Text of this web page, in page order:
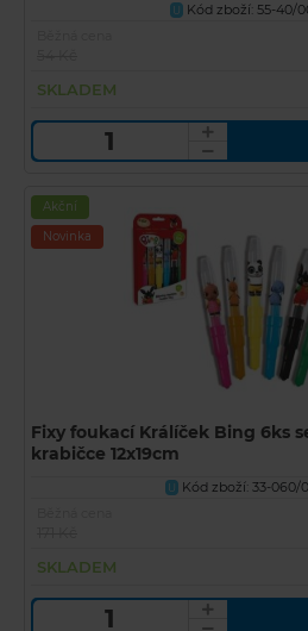
U
Kód zboží: 55-40/
SKLADEM
Akční
Novinka
Fixy foukací Králíček Bing 6ks
krabičce 12x19cm
U
Kód zboží: 33-060/
SKLADEM